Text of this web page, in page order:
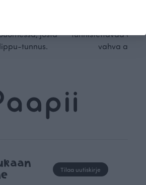
josta
tunnus.
tunnistettavaa
vahva
Tilaa uutiskirje